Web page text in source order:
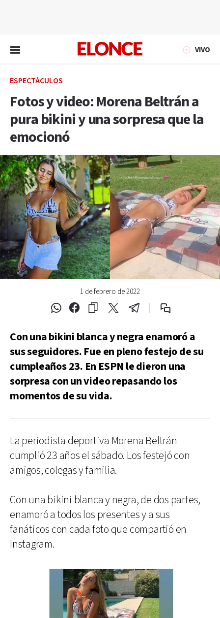
VIVO
ESPECTÁCULOS
Fotos y video: Morena Beltrán a
pura bikini y una sorpresa que la
emocionó
1 de febrero de 2022
Con una bikini blanca y negra enamoró a
sus seguidores. Fue en pleno festejo de su
cumpleaños 23. En ESPN le dieron una
sorpresa con un video repasando los
momentos de su vida.
La periodista deportiva Morena Beltrán
cumplió 23 años el sábado. Los festejó con
amigos, colegas y familia.
Con una bikini blanca y negra, de dos partes,
enamoró a todos los presentes y a sus
fanáticos con cada foto que compartió en
Instagram.